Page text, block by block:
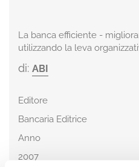
La banca efficiente -
utilizzando la leva
di: ABI
Editore
Bancaria Editrice
Anno
2007